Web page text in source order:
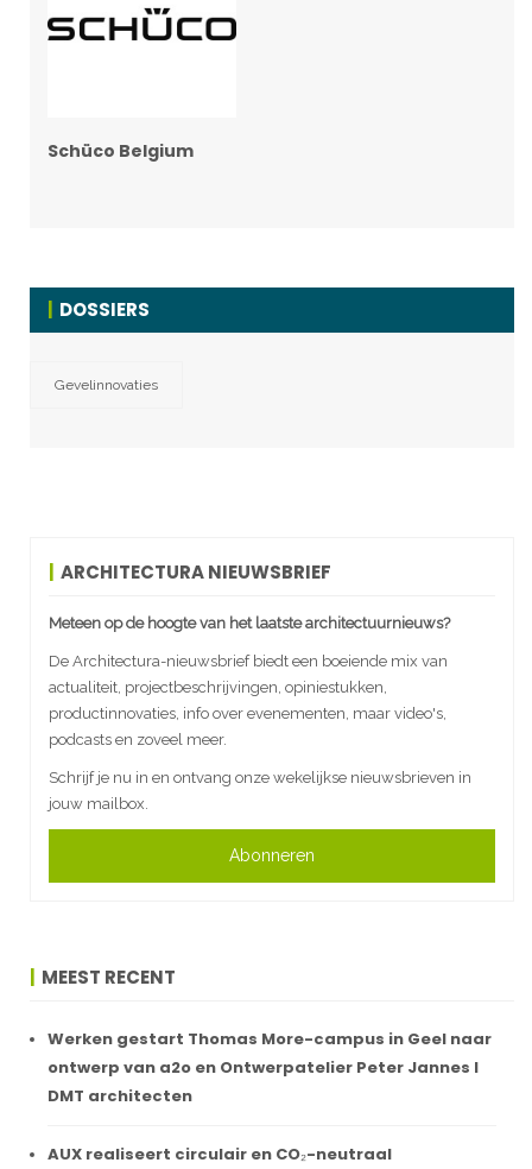
Schüco Belgium
DOSSIERS
Gevelinnovaties
ARCHITECTURA NIEUWSBRIEF
Meteen op de hoogte van het laatste architectuurnieuws?
De Architectura-nieuwsbrief biedt een boeiende mix van
actualiteit, projectbeschrijvingen, opiniestukken,
productinnovaties, info over evenementen, maar video's,
podcasts en zoveel meer.
Schrijf je nu in en ontvang onze wekelijkse nieuwsbrieven in
jouw mailbox.
Abonneren
MEEST RECENT
Werken gestart Thomas More-campus in Geel naar
ontwerp van a2o en Ontwerpatelier Peter Jannes I
DMT architecten
AUX realiseert circulair en CO₂-neutraal